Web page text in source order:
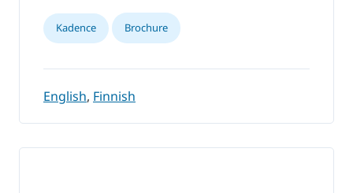
Kadence Brochure
English, Finnish